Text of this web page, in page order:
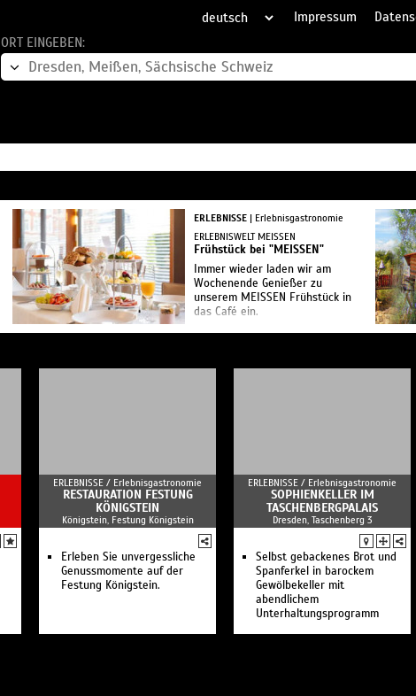
Impressum
ORT EINGEBEN:
ERLEBNISSE | Erlebnisgastronomie
ERLEBNISWELT MEISSEN
Frühstück bei "MEISSEN"
Immer wieder laden wir am
Wochenende Genießer zu
unserem MEISSEN Frühstück in
das Café ein.
Frühstücksköstlichkeiten
ERLEBNISSE / Erlebnisgastronomie
RESTAURATION FESTUNG
KÖNIGSTEIN
Königstein, Festung Königstein
Erleben Sie unvergessliche
Genussmomente auf der
Festung Königstein.
ERLEBNISSE / Erlebnisgastronomie
SOPHIENKELLER IM
TASCHENBERGPALAIS
Dresden, Taschenberg 3
Selbst gebackenes Brot und
Spanferkel in barockem
Gewölbekeller mit
abendlichem
Unterhaltungsprogramm